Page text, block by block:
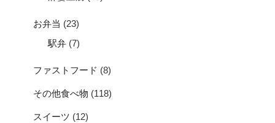
お弁当 (23)
駅弁 (7)
ファストフード (8)
その他食べ物 (118)
スイーツ (12)